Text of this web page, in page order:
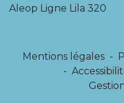
Aleop Ligne Lila 320
Mentions légales -
-